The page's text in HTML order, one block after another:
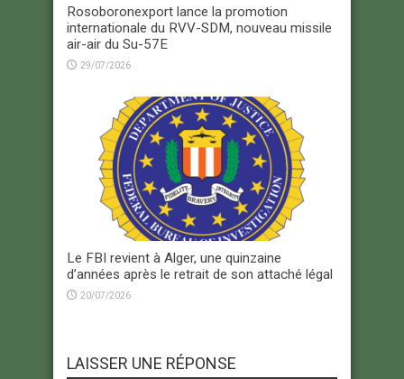
Rosoboronexport lance la promotion
internationale du RVV-SDM, nouveau missile
air-air du Su-57E
29/07/2026
Le FBI revient à Alger, une quinzaine
d’années après le retrait de son attaché légal
20/07/2026
LAISSER UNE RÉPONSE